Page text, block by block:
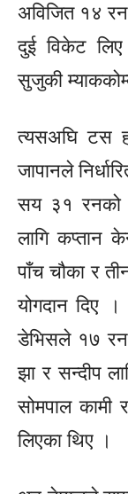
अविजित १४
दुई विकेट
सुजुकी
त्यसअघि टस
जापानले
सय ३१ रनको
लागि कप्तान
पाँच चौका र
योगदान दिए ।
डेभिसले १७
झा र सन्दीप
सोमपाल
लिएका थिए ।